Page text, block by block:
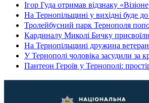
Ігор Гуда отримав відзнаку
На Тернопільщині у вихідні буде
Тролейбусний парк Тернополя
Кардиналу Миколі Бичку
На Тернопільщині дружина
У Тернополі чоловіка засудили за
Пантеон Героїв у Тернополі: